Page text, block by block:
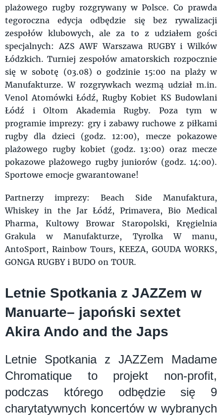
plażowego rugby rozgrywany w Polsce. Co prawda
tegoroczna edycja odbędzie się bez rywalizacji
zespołów klubowych, ale za to z udziałem gości
specjalnych: AZS AWF Warszawa RUGBY i Wilków
Łódzkich. Turniej zespołów amatorskich rozpocznie
się w sobotę (03.08) o godzinie 15:00 na plaży w
Manufakturze. W rozgrywkach wezmą udział m.in.
Venol Atomówki Łódź, Rugby Kobiet KS Budowlani
Łódź i Oltom Akademia Rugby. Poza tym w
programie imprezy: gry i zabawy ruchowe z piłkami
rugby dla dzieci (godz. 12:00), mecze pokazowe
plażowego rugby kobiet (godz. 13:00) oraz mecze
pokazowe plażowego rugby juniorów (godz. 14:00).
Sportowe emocje gwarantowane!
Partnerzy imprezy: Beach Side Manufaktura,
Whiskey in the Jar Łódź, Primavera, Bio Medical
Pharma, Kultowy Browar Staropolski, Kręgielnia
Grakula w Manufakturze, Tyrolka W manu,
AntoSport, Rainbow Tours, KEEZA, GOUDA WORKS,
GONGA RUGBY i BUDO on TOUR.
Letnie Spotkania z JAZZem w
Manuarte– japoński sextet
Akira Ando and the Japs
Letnie Spotkania z JAZZem Madame
Chromatique to projekt non-profit,
podczas którego odbędzie się 9
charytatywnych koncertów w wybranych